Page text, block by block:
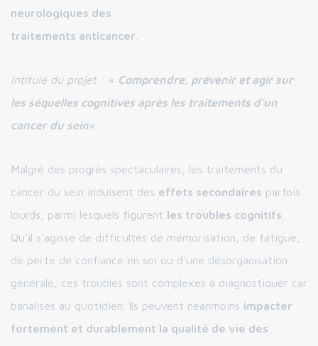
neurologiques des
traitements anticancer
Intitulé du projet : « Comprendre, prévenir et agir sur
les séquelles cognitives après les traitements d’un
cancer du sein«
Malgré des progrès spectaculaires, les traitements du
cancer du sein induisent des effets secondaires parfois
lourds, parmi lesquels figurent les troubles cognitifs
Qu’il s’agisse de difficultés de mémorisation, de fatigue,
de perte de confiance en soi ou d’une désorganisation
générale, ces troubles sont complexes à diagnostiquer car
banalisés au quotidien. Ils peuvent néanmoins impacter
fortement et durablement la qualité de vie des